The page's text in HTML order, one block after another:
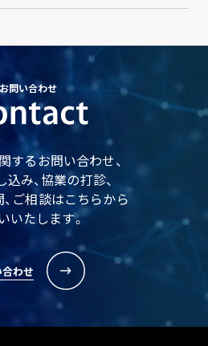
お問い合わせ
するお問い合わせ、
み、協業の打診、
ご相談はこちらから
いたします。
わせ